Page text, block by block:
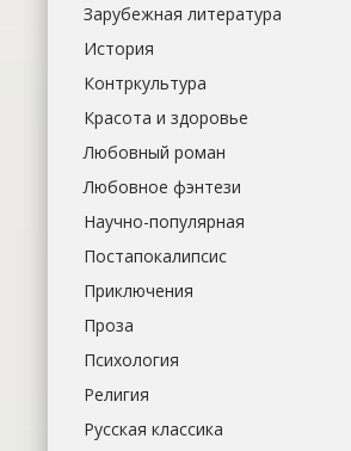
Зарубежная литература
История
Контркультура
Красота и здоровье
Любовный роман
Любовное фэнтези
Научно-популярная
Постапокалипсис
Приключения
Проза
Психология
Религия
Русская классика